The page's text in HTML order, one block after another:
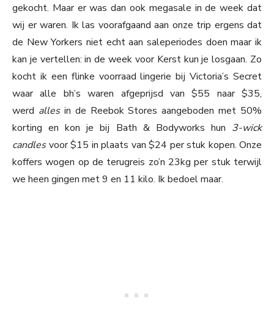
gekocht. Maar er was dan ook megasale in de week dat
wij er waren. Ik las voorafgaand aan onze trip ergens dat
de New Yorkers niet echt aan saleperiodes doen maar ik
kan je vertellen: in de week voor Kerst kun je losgaan. Zo
kocht ik een flinke voorraad lingerie bij Victoria’s Secret
waar alle bh’s waren afgeprijsd van $55 naar $35,
werd allesin de Reebok Stores aangeboden met 50%
korting en kon je bij Bath & Bodyworks hun 3-wick
candlesvoor $15 in plaats van $24 per stuk kopen. Onze
koffers wogen op de terugreis zo’n 23kg per stuk terwijl
we heen gingen met 9 en 11 kilo. Ik bedoel maar.